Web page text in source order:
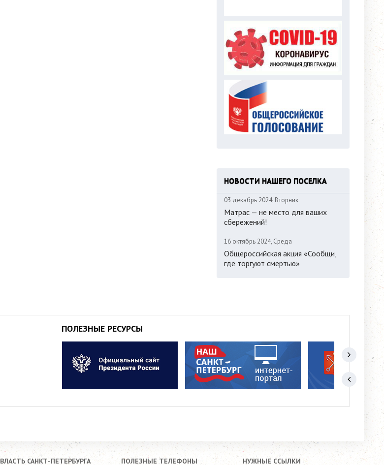
НОВОСТИ НАШЕГО ПОСЕЛКА
03 декабрь 2024, Вторник
Матрас — не место для ваших
сбережений!
16 октябрь 2024, Среда
Общероссийская акция «Сообщи,
где торгуют смертью»
ПОЛЕЗНЫЕ РЕСУРСЫ
ВЛАСТЬ САНКТ-ПЕТЕРБУРГА ПОЛЕЗНЫЕ ТЕЛЕФОНЫ НУЖНЫЕ ССЫЛКИ